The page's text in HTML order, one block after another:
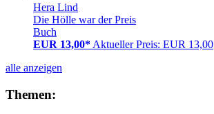
Hera Lind
Die Hölle war der Preis
Buch
EUR 13,00* Aktueller Preis: EUR 13,00
alle anzeigen
Themen: